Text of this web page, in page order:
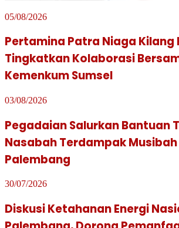
05/08/2026
Pertamina Patra Niaga Kilang
Tingkatkan Kolaborasi
Kemenkum Sumsel
03/08/2026
Pegadaian Salurkan Bantuan
Nasabah Terdampak
Palembang
30/07/2026
Diskusi Ketahanan Energi